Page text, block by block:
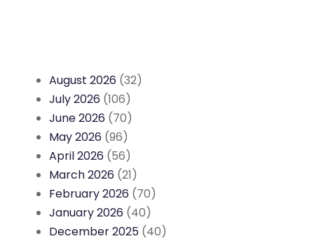
August 2026 (32)
July 2026 (106)
June 2026 (70)
May 2026 (96)
April 2026 (56)
March 2026 (21)
February 2026 (70)
January 2026 (40)
December 2025 (40)